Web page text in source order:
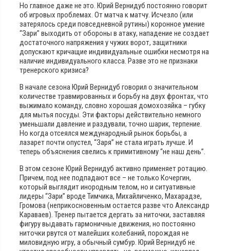
Но главное даже не это. Юрий Вернидуб постоянно говорит
об игровых проблемах. От матча к матчу. Исчезло (или
затерялось среди повседневной рутины) коронное умение
“Зари” выходить от обороны в атаку, нападение не создает
достаточного напряжения у чужих ворот, защитники
допускают кричащие индивидуальные ошибки несмотря на
наличие индивидуального класса. Разве это не признаки
тренерского кризиса?
В начале сезона Юрий Вернидуб говорил о значительном
количестве травмированных и борьбу на двух фронтах, что
выжимало команду, словно хорошая домохозяйка – губку
для мытья посуды. Эти факторы действительно немного
уменьшали давление и раздували, точно шарик, терпение.
Но когда отсеялся международный рынок борьбы, а
лазарет почти опустел, “Заря” не стала играть лучше. И
теперь объяснения свелись к примитивному “не наш день”.
В этом сезоне Юрий Вернидуб активно применяет ротацию.
Причем, под нее подпадают все – не только Кочергин,
который выглядит инородным телом, но и ситуативные
лидеры “Зари” вроде Тимчика, Михайличенко, Махарадзе,
Громова (неприкосновенным остается разве что Александр
Караваев). Тренер пытается дергать за ниточки, заставляя
фигуру выдавать гармоничные движения, но постоянно
ниточки рвутся от малейших колебаний, порождая не
миловидную игру, а обычный сумбур. Юрий Вернидуб не